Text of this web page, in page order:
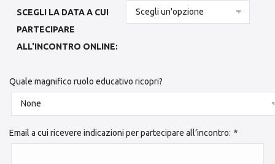
SCEGLI LA DATA A CUI
PARTECIPARE
ALL'INCONTRO ONLINE:
Quale magnifico ruolo educativo ricopri?
Email a cui ricevere indicazioni per partecipare all’incontro: *